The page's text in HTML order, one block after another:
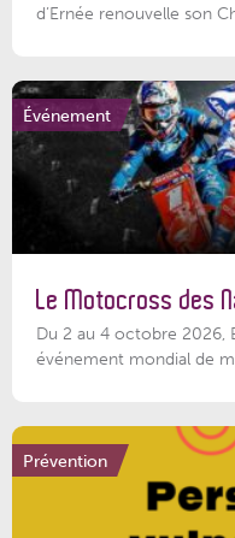
d’Ernée renouvelle son
Événement
Le Motocross des
Du 2 au 4 octobre 2026,
événement mondial de
Prévention